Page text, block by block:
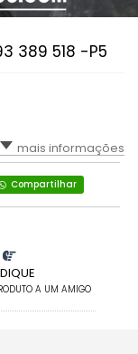
389 518 -P5
mais informações
Compartilhar
A UM AMIGO